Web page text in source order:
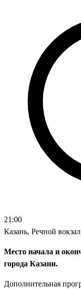
21:00
Казань, Речной
Место начала и
города Казани.
Дополнительная